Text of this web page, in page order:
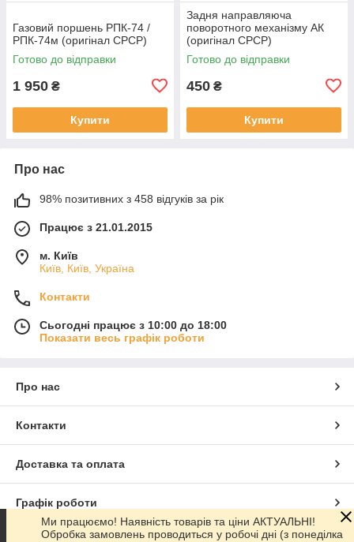
Газовий поршень РПК-74 /
РПК-74м (оригінал СРСР)
Готово до відправки
1 950 ₴
Купити
Задня направляюча
поворотного механізму АК
(оригінал СРСР)
Готово до відправки
450 ₴
Купити
Про нас
98% позитивних з 458 відгуків за рік
Працює з 21.01.2015
м. Київ
Київ, Київ, Україна
Контакти
Сьогодні працює з 10:00 до 18:00
Показати весь графік роботи
Про нас
Контакти
Доставка та оплата
Графік роботи
Ми працюємо! Наявність товарів та ціни АКТУАЛЬНІ!
Обробка замовлень проводиться у робочі дні (з понеділка